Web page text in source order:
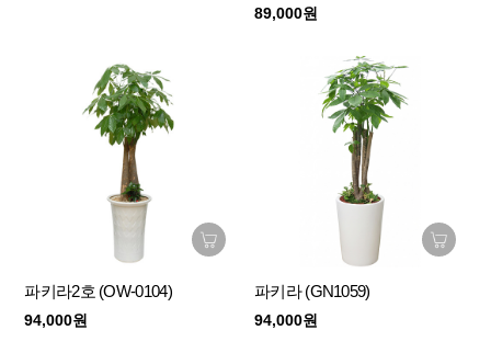
89,000원
파키라2호 (OW-0104)
94,000원
파키라 (GN1059)
94,000원